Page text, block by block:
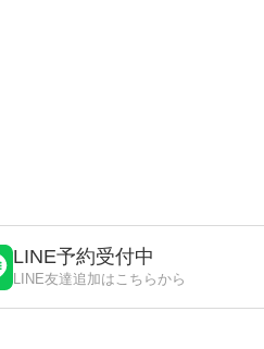
LINE予約受付中
LINE友達追加はこちらから